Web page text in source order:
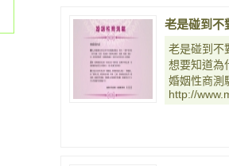
老是碰到不
老是碰到不
想要知道為
婚姻性商測
http://